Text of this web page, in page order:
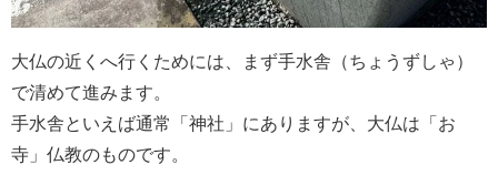
大仏の近くへ行くためには、まず手水舎（ちょうずしゃ）
で清めて進みます。
手水舎といえば通常「神社」にありますが、大仏は「お
寺」仏教のものです。